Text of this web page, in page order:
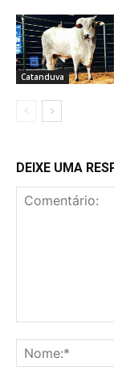
Catanduva
DEIXE UMA